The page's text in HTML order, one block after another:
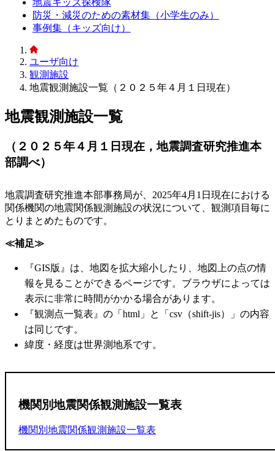
地震キッズ探検隊
防災・減災のための素材集（小学生のみ）
事例集（キッズ向け）
ユーザ向け
観測施設
地震観測施設一覧（２０２５年４月１日現在）
地震観測施設一覧
（２０２５年４月１日現在，地震調査研究推進本
部調べ）
地震調査研究推進本部事務局が、2025年4月1日現在における
関係機関の地震関係観測施設の状況について、観測項目毎に
とりまとめたものです。
≪補足≫
『GIS版』は、地図を拡大縮小したり、地図上の点の情
報を見ることができるページです。ブラウザによっては
表示に非常に時間がかかる場合があります。
『観測点一覧表』の「html」と「csv（shift-jis）」の内容
は同じです。
緯度・経度は世界測地系です。
機関別地震関係観測施設一覧表
機関別地震関係観測施設一覧表